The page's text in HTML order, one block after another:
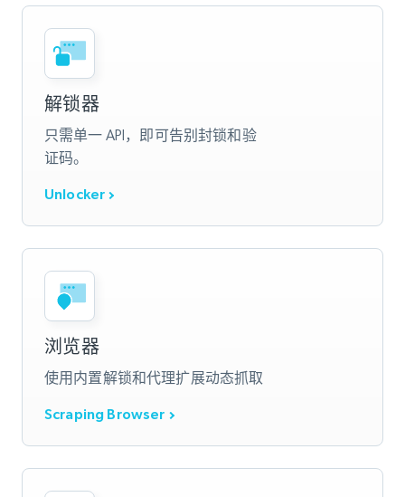
解锁器
只需单一 API，即可告别封锁和验
证码。
Unlocker
浏览器
使用内置解锁和代理扩展动态抓取
Scraping Browser